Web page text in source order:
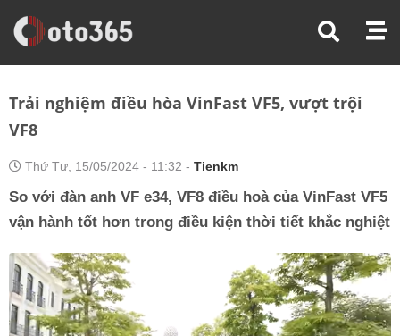
Trang Chủ
Đánh Giá Xe
Trải nghiệm điều hòa VinFast VF5, vượt trội
VF8
Thứ Tư, 15/05/2024 - 11:32 - Tienkm
So với đàn anh VF e34, VF8 điều hoà của VinFast VF5
vận hành tốt hơn trong điều kiện thời tiết khắc nghiệt